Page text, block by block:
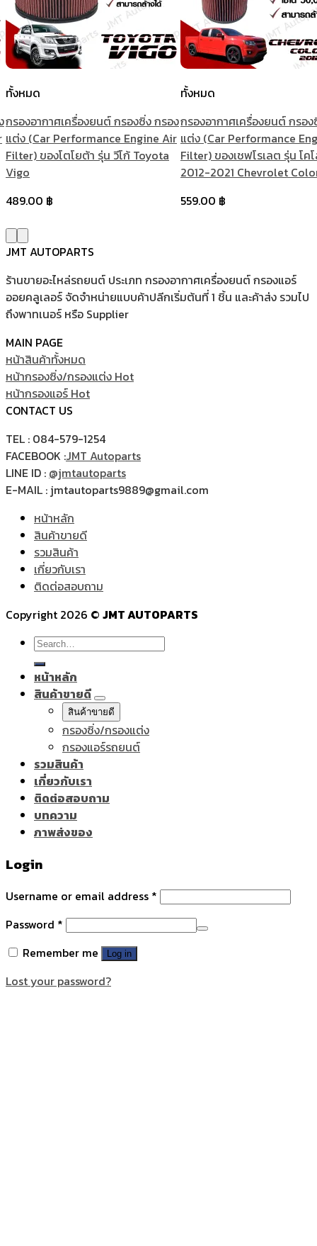
ทั้งหมด
กรองอากาศเครื่องยนต์ กรองซิ่ง กรอง
แต่ง (Car Performance Engine Air
Filter) ของโตโยต้า รุ่น วีโก้ Toyota
Vigo
489.00 ฿
ทั้งหมด
กรองอากาศเครื่องยนต์ กรอ
แต่ง (Car Performance
Filter) ของเชฟโรเลต รุ่น โค
2012-2021 Chevrolet
559.00 ฿
JMT AUTOPARTS
ร้านขายอะไหล่รถยนต์ ประเภท กรองอากาศเครื่องยนต์ กรองแอร์
ออยคลูเลอร์ จัดจำหน่ายแบบค้าปลีกเริ่มต้นที่ 1 ชิ้น และค้าส่ง รวมไป
ถึงพาทเนอร์ หรือ Supplier
MAIN PAGE
หน้าสินค้าทั้งหมด
หน้ากรองซิ่ง/กรองแต่ง
หน้ากรองแอร์
CONTACT US
TEL : 084-579-1254
FACEBOOK :JMT Autoparts
LINE ID : @jmtautoparts
E-MAIL : jmtautoparts9889@gmail.com
หน้าหลัก
สินค้าขายดี
รวมสินค้า
เกี่ยวกับเรา
ติดต่อสอบถาม
Copyright 2026 © JMT AUTOPARTS
Search
for:
หน้าหลัก
สินค้าขายดี
สินค้าขายดี
กรองซิ่ง/กรองแต่ง
กรองแอร์รถยนต์
รวมสินค้า
เกี่ยวกับเรา
ติดต่อสอบถาม
บทความ
ภาพส่งของ
Login
Username or email address *
Password *
Remember me
Log in
Lost your password?